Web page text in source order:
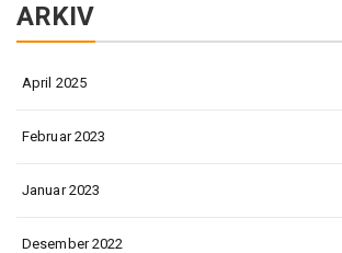
ARKIV
April 2025
Februar 2023
Januar 2023
Desember 2022